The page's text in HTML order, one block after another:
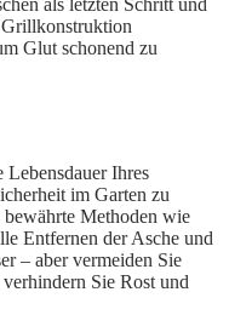
Glut schonend zu
Lebensdauer Ihres
im Garten zu
bewährte Methoden wie
Entfernen der Asche und
– aber vermeiden Sie
Sie Rost und